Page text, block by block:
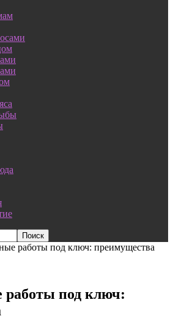
работы под ключ: преимущества
работы под ключ: